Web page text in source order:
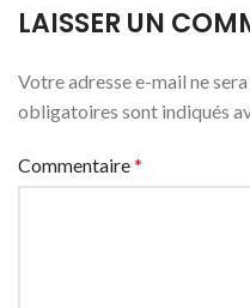
LAISSER UN
Votre adresse e-mail ne
obligatoires sont indiqués
Commentaire*